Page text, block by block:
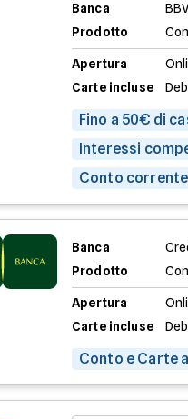
Banca
Prodotto
Apertura
Carte incluse
Fino a 50€ di
Interessi
Conto
Banca
Prodotto
Apertura
Carte incluse
Conto e Carte